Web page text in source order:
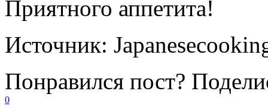
Приятного аппетита!
Источник:
Понравился пост?
0